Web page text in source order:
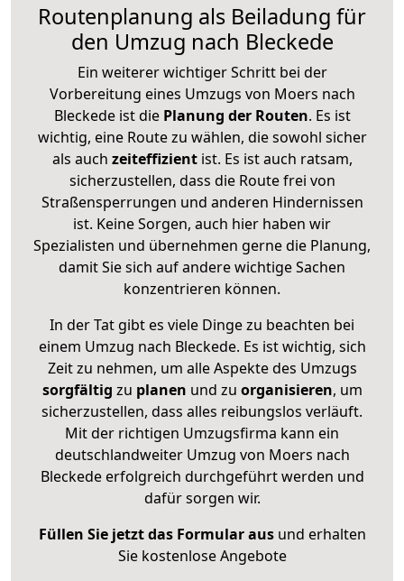
Routenplanung als Beiladung für
den Umzug nach Bleckede
Ein weiterer wichtiger Schritt bei der
Vorbereitung eines Umzugs von Moers nach
Bleckede ist diePlanung der Routen. Es ist
wichtig, eine Route zu wählen, die sowohl sicher
als auch zeiteffizientist. Es ist auch ratsam,
sicherzustellen, dass die Route frei von
Straßensperrungen und anderen Hindernissen
ist. Keine Sorgen, auch hier haben wir
Spezialisten und übernehmen gerne die Planung,
damit Sie sich auf andere wichtige Sachen
konzentrieren können.
In der Tat gibt es viele Dinge zu beachten bei
einem Umzug nach Bleckede. Es ist wichtig, sich
Zeit zu nehmen, um alle Aspekte des Umzugs
sorgfältig zu planen und zu organisieren, um
sicherzustellen, dass alles reibungslos verläuft.
Mit der richtigen Umzugsfirma kann ein
deutschlandweiter Umzug von Moers nach
Bleckede erfolgreich durchgeführt werden und
dafür sorgen wir.
Füllen Sie jetzt das Formular ausund erhalten
Sie kostenlose Angebote